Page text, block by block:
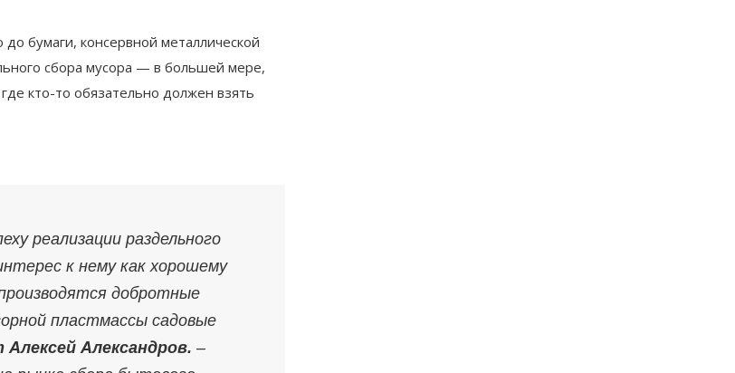
бумаги, консервной металлической
сбора мусора — в большей мере,
кто-то обязательно должен взять
реализации раздельного
к нему как хорошему
добротные
пластмассы садовые
Александров. –